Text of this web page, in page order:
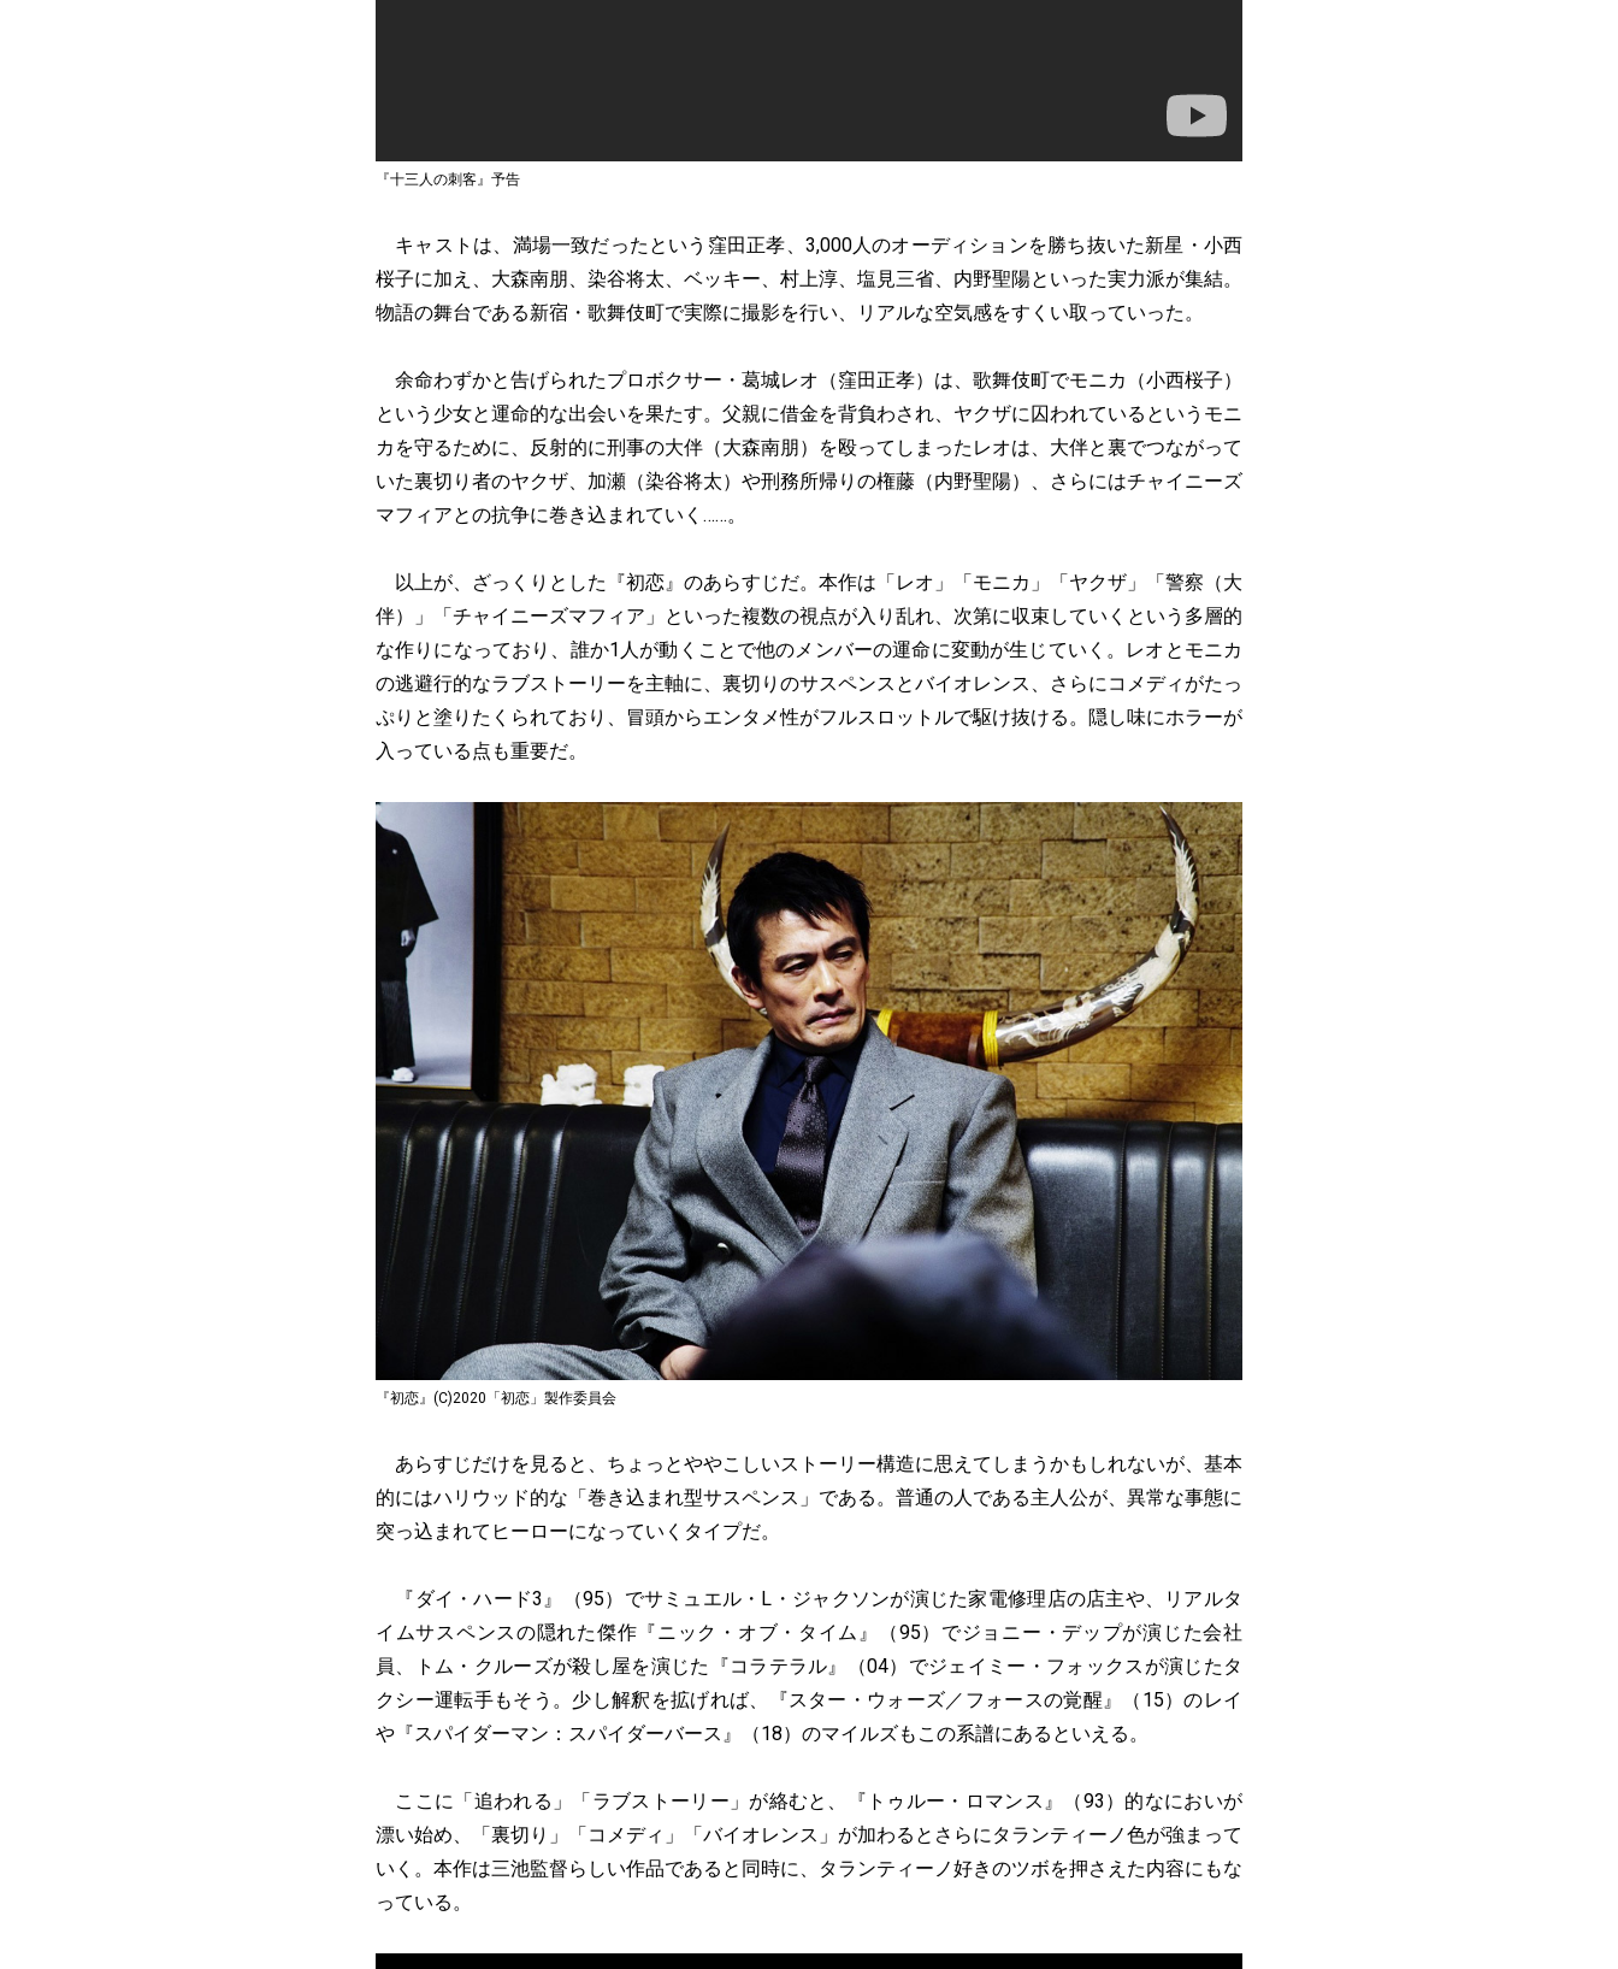
『十三人の刺客』予告
キャストは、満場一致だったという窪田正孝、3,000人のオーディションを勝ち抜いた新星・小西
桜子に加え、大森南朋、染谷将太、ベッキー、村上淳、塩見三省、内野聖陽といった実力派が集結。
物語の舞台である新宿・歌舞伎町で実際に撮影を行い、リアルな空気感をすくい取っていった。
余命わずかと告げられたプロボクサー・葛城レオ（窪田正孝）は、歌舞伎町でモニカ（小西桜子）
という少女と運命的な出会いを果たす。父親に借金を背負わされ、ヤクザに囚われているというモニ
カを守るために、反射的に刑事の大伴（大森南朋）を殴ってしまったレオは、大伴と裏でつながって
いた裏切り者のヤクザ、加瀬（染谷将太）や刑務所帰りの権藤（内野聖陽）、さらにはチャイニーズ
マフィアとの抗争に巻き込まれていく……。
以上が、ざっくりとした『初恋』のあらすじだ。本作は「レオ」「モニカ」「ヤクザ」「警察（大
伴）」「チャイニーズマフィア」といった複数の視点が入り乱れ、次第に収束していくという多層的
な作りになっており、誰か1人が動くことで他のメンバーの運命に変動が生じていく。レオとモニカ
の逃避行的なラブストーリーを主軸に、裏切りのサスペンスとバイオレンス、さらにコメディがたっ
ぷりと塗りたくられており、冒頭からエンタメ性がフルスロットルで駆け抜ける。隠し味にホラーが
入っている点も重要だ。
『初恋』(C)2020「初恋」製作委員会
あらすじだけを見ると、ちょっとややこしいストーリー構造に思えてしまうかもしれないが、基本
的にはハリウッド的な「巻き込まれ型サスペンス」である。普通の人である主人公が、異常な事態に
突っ込まれてヒーローになっていくタイプだ。
『ダイ・ハード3』（95）でサミュエル・L・ジャクソンが演じた家電修理店の店主や、リアルタ
イムサスペンスの隠れた傑作『ニック・オブ・タイム』（95）でジョニー・デップが演じた会社
員、トム・クルーズが殺し屋を演じた『コラテラル』（04）でジェイミー・フォックスが演じたタ
クシー運転手もそう。少し解釈を拡げれば、『スター・ウォーズ／フォースの覚醒』（15）のレイ
や『スパイダーマン：スパイダーバース』（18）のマイルズもこの系譜にあるといえる。
ここに「追われる」「ラブストーリー」が絡むと、『トゥルー・ロマンス』（93）的なにおいが
漂い始め、「裏切り」「コメディ」「バイオレンス」が加わるとさらにタランティーノ色が強まって
いく。本作は三池監督らしい作品であると同時に、タランティーノ好きのツボを押さえた内容にもな
っている。